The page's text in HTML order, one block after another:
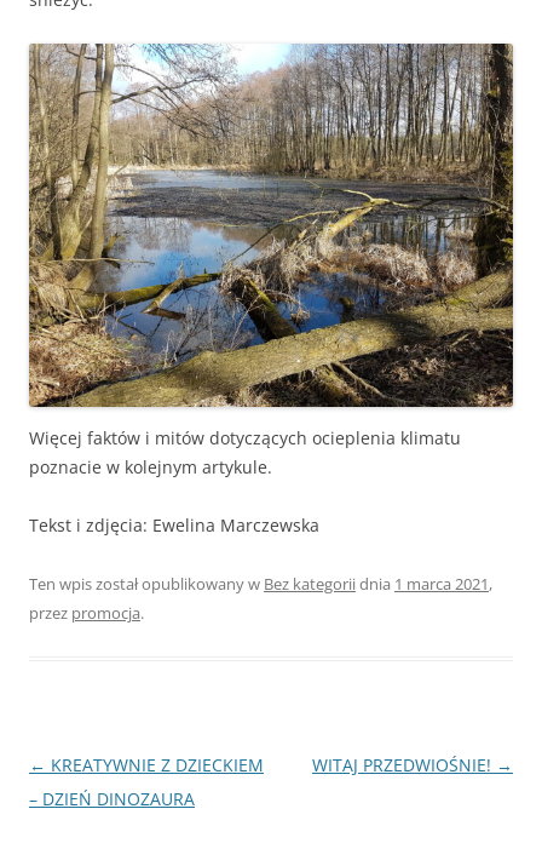
Więcej faktów i mitów dotyczących ocieplenia klimatu
poznacie w kolejnym artykule.
Tekst i zdjęcia: Ewelina Marczewska
Ten wpis został opublikowany w Bez kategoriidnia 1 marca 2021,
przez promocja.
Nawigacja
wpisu
← KREATYWNIE Z DZIECKIEM
– DZIEŃ DINOZAURA
WITAJ PRZEDWIOŚNIE! →